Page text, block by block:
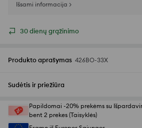
Išsami informacija >
30 dienų grąžinimo
Produkto aprašymas 426BO-33X
Sudėtis ir priežiūra
Papildomai -20% prekėms su
bent 2 prekes (Taisyklės)